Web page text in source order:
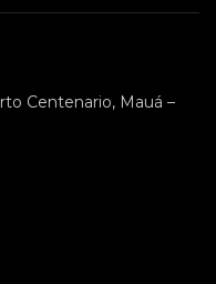
Centenario, Mauá –